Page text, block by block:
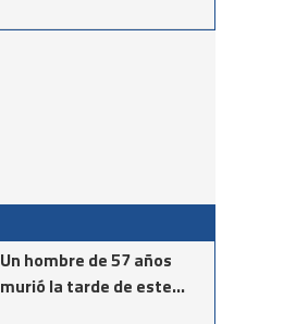
Un hombre de 57 años
murió la tarde de este